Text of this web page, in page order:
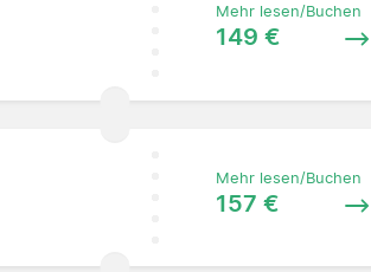
Mehr lesen/Buchen
149 €
Mehr lesen/Buchen
157 €